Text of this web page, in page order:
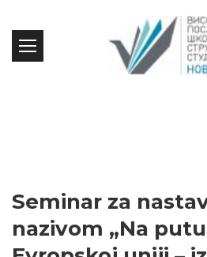
Seminar za
nazivom „Na